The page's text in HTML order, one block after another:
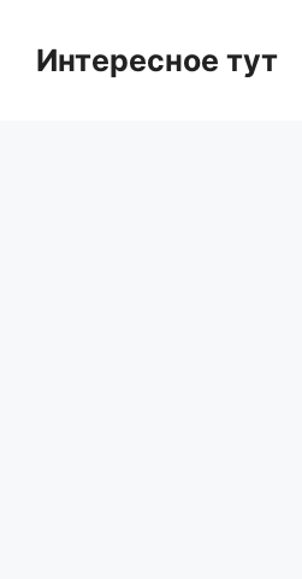
contentИнтересное тут